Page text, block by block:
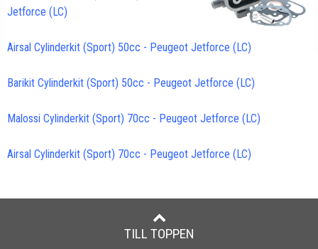
Jetforce (LC)
Airsal Cylinderkit (Sport) 50cc - Peugeot Jetforce (LC)
Barikit Cylinderkit (Sport) 50cc - Peugeot Jetforce (LC)
Malossi Cylinderkit (Sport) 70cc - Peugeot Jetforce (LC)
Airsal Cylinderkit (Sport) 70cc - Peugeot Jetforce (LC)
TILL TOPPEN